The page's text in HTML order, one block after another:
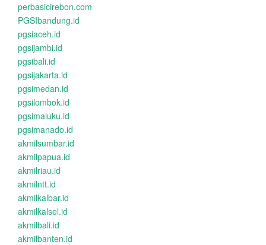
perbasicirebon.com
PGSIbandung.id
pgsiaceh.id
pgsijambi.id
pgsibali.id
pgsijakarta.id
pgsimedan.id
pgsilombok.id
pgsimaluku.id
pgsimanado.id
akmilsumbar.id
akmilpapua.id
akmilriau.id
akmilntt.id
akmilkalbar.id
akmilkalsel.id
akmilbali.id
akmilbanten.id